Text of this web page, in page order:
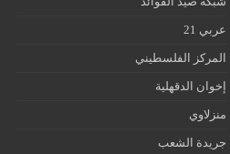
عربي 21
المركز الفلسطيني
إخوان الدقهلية
منزلاوي
جريدة الشعب